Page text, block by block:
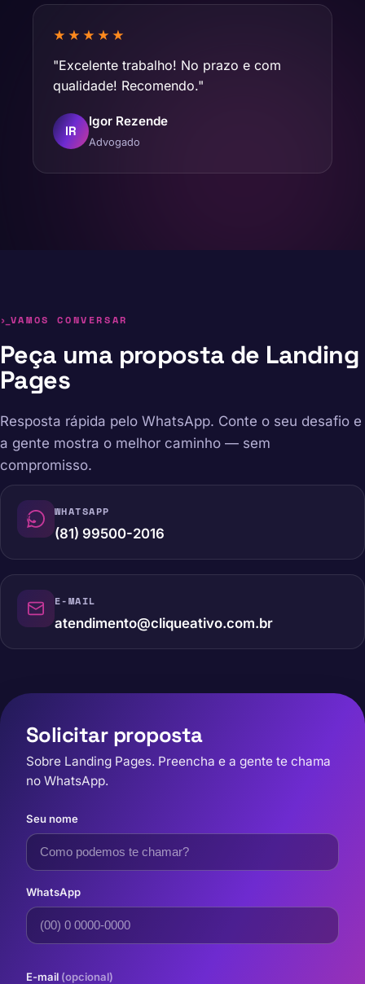
★★★★★
"Excelente trabalho! No prazo e com
qualidade! Recomendo."
IR
Igor Rezende
Advogado
VAMOS CONVERSAR
Peça uma proposta de Landing
Pages
Resposta rápida pelo WhatsApp. Conte o seu desafio e
a gente mostra o melhor caminho — sem
compromisso.
WHATSAPP
(81) 99500-2016
E-MAIL
atendimento@cliqueativo.com.br
Solicitar proposta
Sobre Landing Pages. Preencha e a gente te chama
no WhatsApp.
Seu nome
WhatsApp
E-mail (opcional)